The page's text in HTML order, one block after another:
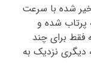
شده با سرعت
نقطه پرتاب شده و
برای چند
نزدیک به